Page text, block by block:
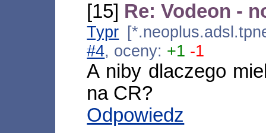
[15] Re: Vodeon -
Typr
#4, oceny: +1 -1
A niby dlaczego
na CR?
Odpowiedz